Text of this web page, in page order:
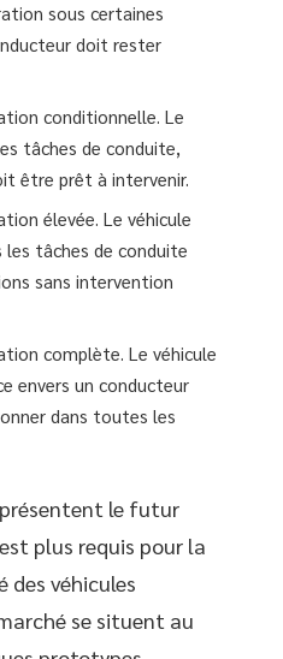
sous certaines
doit rester
conditionnelle. Le
tâches de conduite,
être prêt à intervenir.
élevée. Le véhicule
tâches de conduite
sans intervention
complète. Le véhicule
envers un conducteur
dans toutes les
le futur
plus requis pour la
des véhicules
se situent au